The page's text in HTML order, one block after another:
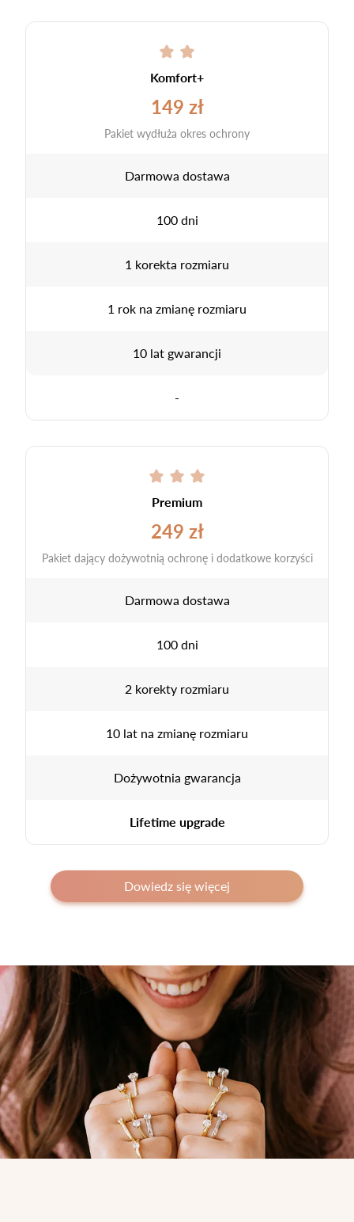
Komfort+
149 zł
Pakiet wydłuża okres ochrony
Darmowa dostawa
100 dni
1 korekta rozmiaru
1 rok na zmianę rozmiaru
10 lat gwarancji
-
Premium
249 zł
Pakiet dający dożywotnią ochronę i dodatkowe korzyści
Darmowa dostawa
100 dni
2 korekty rozmiaru
10 lat na zmianę rozmiaru
Dożywotnia gwarancja
Lifetime upgrade
Dowiedz się więcej